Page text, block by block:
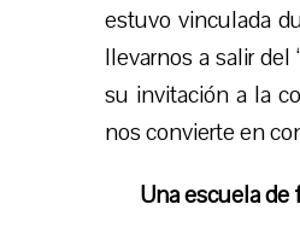
estuvo vinculada
llevarnos a salir
su invitación a la
nos convierte en
Una escuela de